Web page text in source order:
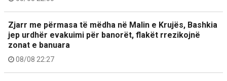
Zjarr me përmasa të mëdha në Malin e Krujës, Bashkia
jep urdhër evakuimi për banorët, flakët rrezikojnë
zonat e banuara
08/08 22:27